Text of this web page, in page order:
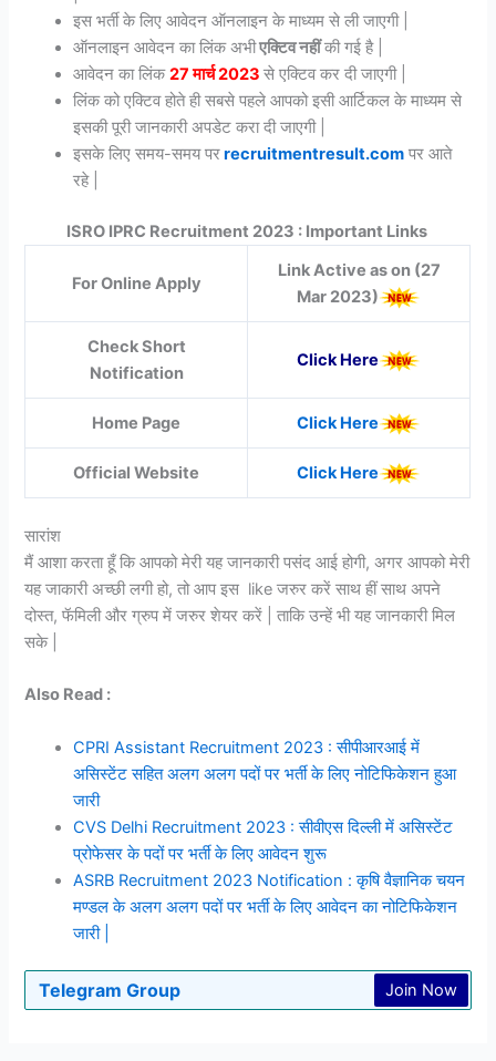
इस भर्ती के लिए आवेदन ऑनलाइन के माध्यम से ली जाएगी |
ऑनलाइन आवेदन का लिंक अभीएक्टिव नहींकी गई है |
आवेदन का लिंक27 मार्च 2023 से एक्टिव कर दी जाएगी |
लिंक को एक्टिव होते ही सबसे पहले आपको इसी आर्टिकल के माध्यम से
इसकी पूरी जानकारी अपडेट करा दी जाएगी |
इसके लिए समय-समय परrecruitmentresult.com पर आते
रहे |
ISRO IPRC Recruitment 2023 : Important Links
For Online Apply
Link Active as on (27
Mar 2023)
Check Short
Notification
Click Here
Home Page Click Here
Official Website Click Here
सारांश
मैं आशा करता हूँ कि आपको मेरी यह जानकारी पसंद आई होगी, अगर आपको मेरी
यह जाकारी अच्छी लगी हो, तो आप इस like जरुर करें साथ हीं साथ अपने
दोस्त, फॅमिली और ग्रुप में जरुर शेयर करें | ताकि उन्हें भी यह जानकारी मिल
सके |
Also Read :
CPRI Assistant Recruitment 2023 : सीपीआरआई में
असिस्टेंट सहित अलग अलग पदों पर भर्ती के लिए नोटिफिकेशन हुआ
जारी
CVS Delhi Recruitment 2023 : सीवीएस दिल्ली में असिस्टेंट
प्रोफेसर के पदों पर भर्ती के लिए आवेदन शुरू
ASRB Recruitment 2023 Notification : कृषि वैज्ञानिक चयन
मण्डल के अलग अलग पदों पर भर्ती के लिए आवेदन का नोटिफिकेशन
जारी |
Telegram Group Join Now